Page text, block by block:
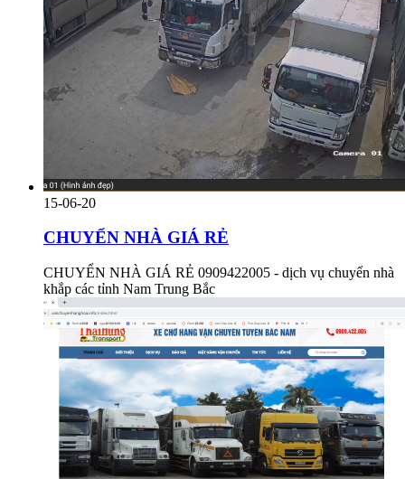
15-06-20
CHUYỂN NHÀ GIÁ RẺ
CHUYỂN NHÀ GIÁ RẺ 0909422005 - dịch vụ chuyển nhà
khắp các tỉnh Nam Trung Bắc